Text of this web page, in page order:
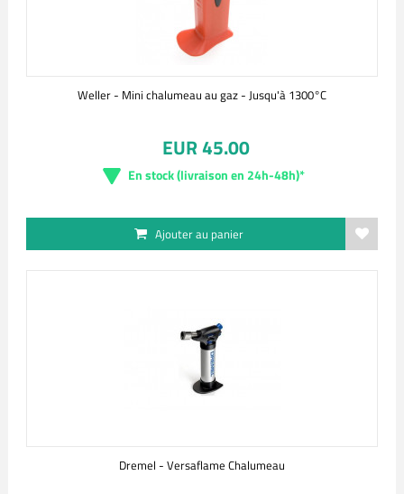
Weller - Mini chalumeau au gaz - Jusqu'à 1300°C
EUR 45.00
En stock (livraison en 24h-48h)*
Ajouter au panier
Dremel - Versaflame Chalumeau